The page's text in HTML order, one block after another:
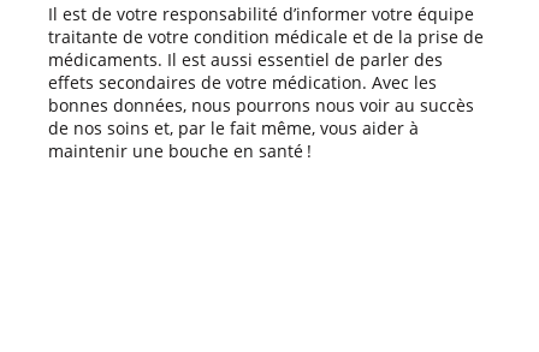
Il est de votre responsabilité d’informer votre équipe
traitante de votre condition médicale et de la prise de
médicaments. Il est aussi essentiel de parler des
effets secondaires de votre médication. Avec les
bonnes données, nous pourrons nous voir au succès
de nos soins et, par le fait même, vous aider à
maintenir une bouche en santé !